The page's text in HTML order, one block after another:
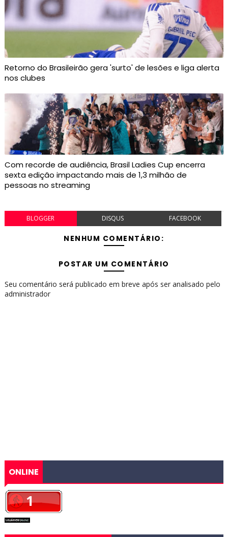
Retorno do Brasileirão gera 'surto' de lesões e liga alerta
nos clubes
Com recorde de audiência, Brasil Ladies Cup encerra
sexta edição impactando mais de 1,3 milhão de
pessoas no streaming
BLOGGER DISQUS FACEBOOK
NENHUM COMENTÁRIO:
POSTAR UM COMENTÁRIO
Seu comentário será publicado em breve após ser analisado pelo
administrador
ONLINE